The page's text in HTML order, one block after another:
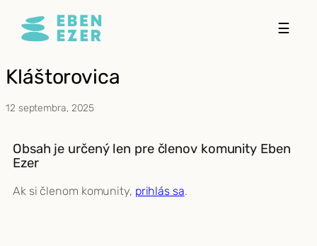
Prejsť
☰
Kláštorovica
12 septembra, 2025
Obsah je určený len pre členov komunity Eben
Ezer
Ak si členom komunity, prihlás sa.